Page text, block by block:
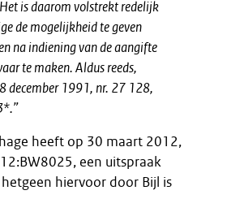
is daarom volstrekt redelijk
de mogelijkheid te geven
na indiening van de aangifte
te maken. Aldus reeds,
december 1991, nr. 27 128,
heeft op 30 maart 2012,
een uitspraak
hiervoor door Bijl is